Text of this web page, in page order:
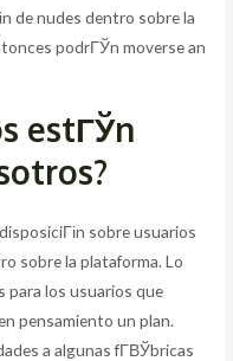
de nudes dentro sobre la
podrГЎn moverse an
estГЎn
sobre usuarios
sobre la plataforma. Lo
para los usuarios que
pensamiento un plan.
a algunas fГ­ВЎbricas